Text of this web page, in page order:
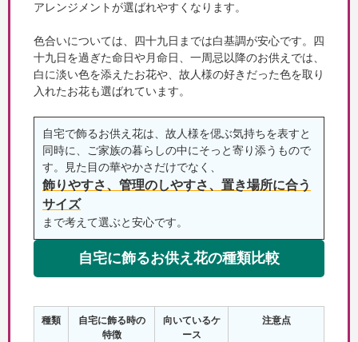
アレンジメントが選ばれやすくなります。
色合いについては、四十九日までは白基調が安心です。四
十九日を過ぎた命日や月命日、一周忌以降のお供えでは、
白に淡い色を添えたお花や、故人様の好きだった色を取り
入れたお花も選ばれています。
自宅で飾るお供え花は、故人様を偲ぶ気持ちを表すと
同時に、ご家族の暮らしの中にそっと寄り添うもので
す。見た目の華やかさだけでなく、
飾りやすさ、管理のしやすさ、置き場所に合う
サイズ
まで考えて選ぶと安心です。
自宅に飾るお供え花の種類比較
種類
自宅に飾る時の
特徴
向いているケ
ース
注意点